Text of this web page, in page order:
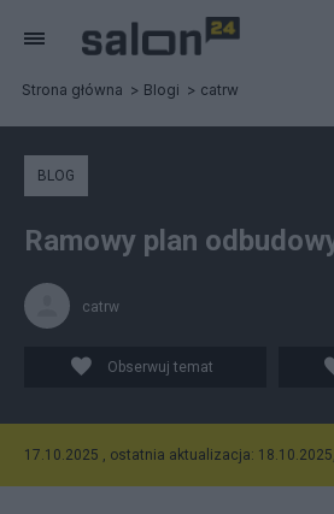
Strona główna Blogi catrw
BLOG
Ramowy plan
catrw
Obserwuj temat
17.10.2025 , ostatnia aktualizacja: